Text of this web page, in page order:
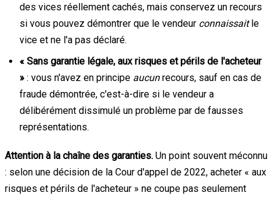
des vices réellement cachés, mais conservez un recours
si vous pouvez démontrer que le vendeur connaissaitle
vice et ne l'a pas déclaré.
« Sans garantie légale, aux risques et périls de l'acheteur
» : vous n'avez en principe aucunrecours, sauf en cas de
fraude démontrée, c'est-à-dire si le vendeur a
délibérément dissimulé un problème par de fausses
représentations.
Attention à la chaîne des garanties. Un point souvent méconnu
: selon une décision de la Cour d'appel de 2022, acheter « aux
risques et périls de l'acheteur » ne coupe pas seulement